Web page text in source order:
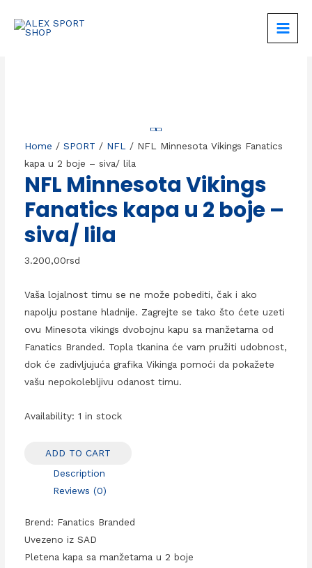
MAIN
Home / SPORT / NFL
/ NFL Minnesota Vikings Fanatics
kapa u 2 boje – siva/ lila
NFL Minnesota Vikings
Fanatics kapa u 2 boje –
siva/ lila
3.200,00rsd
Vaša lojalnost timu se ne može pobediti, čak i ako
napolju postane hladnije. Zagrejte se tako što ćete uzeti
ovu Minesota vikings dvobojnu kapu sa manžetama od
Fanatics Branded. Topla tkanina će vam pružiti udobnost,
dok će zadivljujuća grafika Vikinga pomoći da pokažete
vašu nepokolebljivu odanost timu.
Availability: 1 in stock
ADD TO CART
Description
Reviews (0)
Brend: Fanatics Branded
Uvezeno iz SAD
Pletena kapa sa manžetama u 2 boje